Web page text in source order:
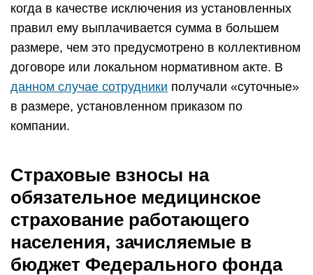
когда в качестве исключения из установленных
правил ему выплачивается сумма в большем
размере, чем это предусмотрено в коллективном
договоре или локальном нормативном акте. В
данном случае сотрудники получали «суточные»
в размере, установленном приказом по
компании.
Страховые взносы на
обязательное медицинское
страхование работающего
населения, зачисляемые в
бюджет Федерального фонда